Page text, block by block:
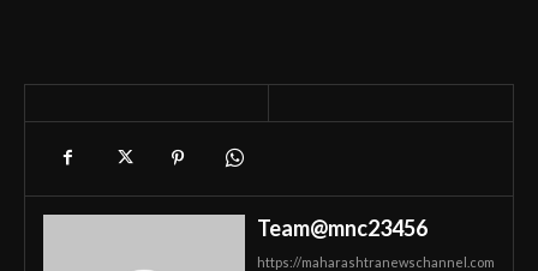
Team@mnc23456
https://maharashtranewschannel.com